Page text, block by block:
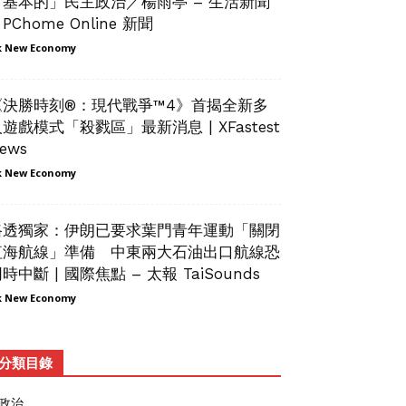
Online 新聞
New Economy
決勝時刻®：現代戰爭™4》首揭全新多
遊戲模式「殺戮區」最新消息 | XFastest
New Economy
透獨家：伊朗已要求葉門青年運動「關閉
海航線」準備 中東兩大石油出口航線恐
時中斷 | 國際焦點 – 太報 TaiSounds
New Economy
類目錄